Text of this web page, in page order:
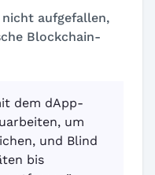
aufgefallen,
Blockchain-
dem dApp-
um
und Blind
bis